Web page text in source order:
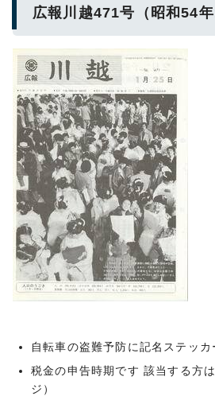
広報川越471号（昭和54年
自転車の盗難予防に記名ステッ
税金の申告時期です 該当する方
ジ）